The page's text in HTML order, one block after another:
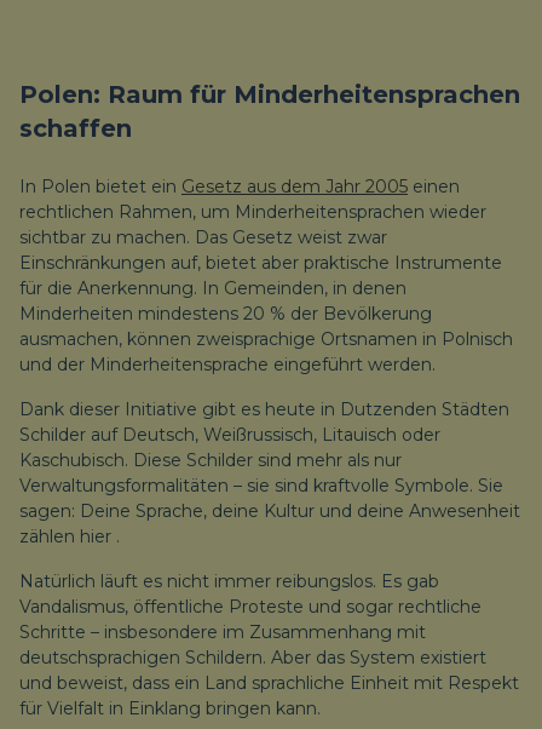
Polen: Raum für Minderheitensprachen
schaffen
In Polen bietet ein Gesetz aus dem Jahr 2005 einen
rechtlichen Rahmen, um Minderheitensprachen wieder
sichtbar zu machen. Das Gesetz weist zwar
Einschränkungen auf, bietet aber praktische Instrumente
für die Anerkennung. In Gemeinden, in denen
Minderheiten mindestens 20 % der Bevölkerung
ausmachen, können zweisprachige Ortsnamen in Polnisch
und der Minderheitensprache eingeführt werden.
Dank dieser Initiative gibt es heute in Dutzenden Städten
Schilder auf Deutsch, Weißrussisch, Litauisch oder
Kaschubisch. Diese Schilder sind mehr als nur
Verwaltungsformalitäten – sie sind kraftvolle Symbole. Sie
sagen: Deine Sprache, deine Kultur und deine Anwesenheit
zählen hier .
Natürlich läuft es nicht immer reibungslos. Es gab
Vandalismus, öffentliche Proteste und sogar rechtliche
Schritte – insbesondere im Zusammenhang mit
deutschsprachigen Schildern. Aber das System existiert
und beweist, dass ein Land sprachliche Einheit mit Respekt
für Vielfalt in Einklang bringen kann.